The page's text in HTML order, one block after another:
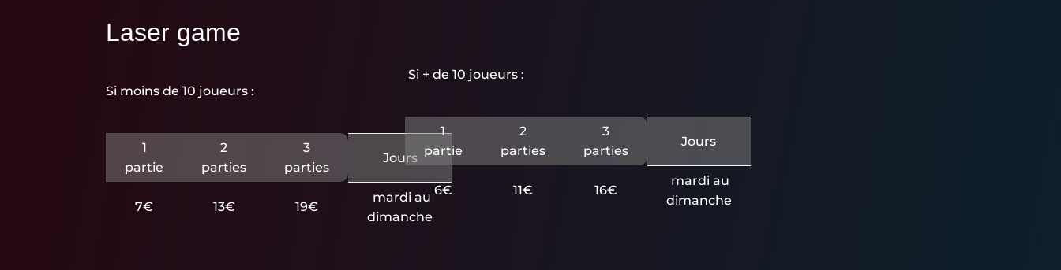
Laser game
Si moins de 10 joueurs :
1
partie
2
parties
3
parties
Jours
7€ 13€ 19€
mardi au
dimanche
Si + de 10 joueurs :
1
partie
2
parties
3
parties
Jours
6€ 11€ 16€
mardi au
dimanche